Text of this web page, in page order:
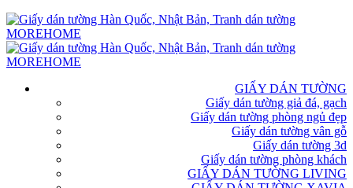
GIẤY DÁN TƯỜNG
Giấy dán tường giả đá, gạch
Giấy dán tường phòng ngủ đẹp
Giấy dán tường vân gỗ
Giấy dán tường 3d
Giấy dán tường phòng khách
GIẤY DÁN TƯỜNG LIVING